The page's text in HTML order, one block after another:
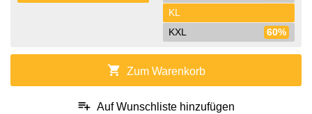
KL
KXL
60%
shopping_cart Zum Warenkorb
playlist_add Auf Wunschliste hinzufügen